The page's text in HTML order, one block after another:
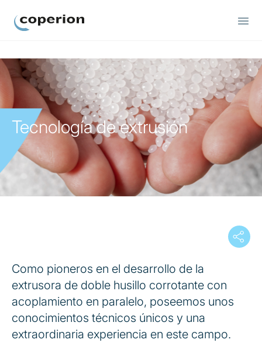
Tecnología de extrusión
Como pioneros en el desarrollo de la
extrusora de doble husillo corrotante con
acoplamiento en paralelo, poseemos unos
conocimientos técnicos únicos y una
extraordinaria experiencia en este campo.